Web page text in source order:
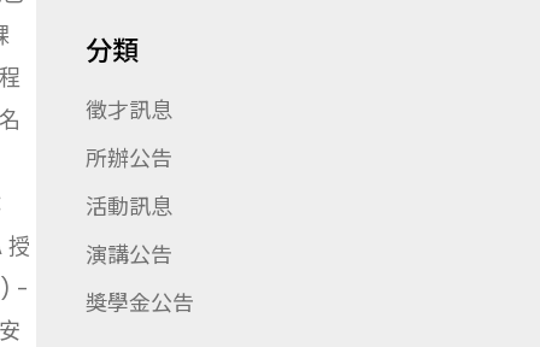
授
-
分類
徵才訊息
所辦公告
活動訊息
演講公告
獎學金公告